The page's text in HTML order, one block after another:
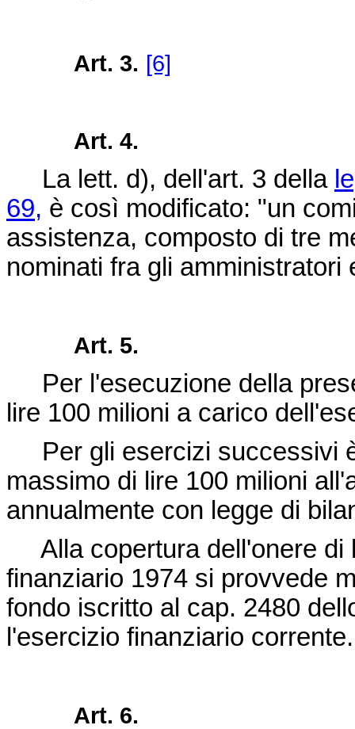
Art. 3. [6]
Art. 4.
La lett. d), dell'art. 3 della
69, è così modificato: "un
assistenza, composto di tre
nominati fra gli
Art. 5.
Per l'esecuzione della
lire 100 milioni a carico
Per gli esercizi successivi
massimo di lire 100 milioni
annualmente con legge di
Alla copertura dell'onere di
finanziario 1974 si provvede
fondo iscritto al cap. 2480
l'esercizio finanziario corrente.
Art. 6.